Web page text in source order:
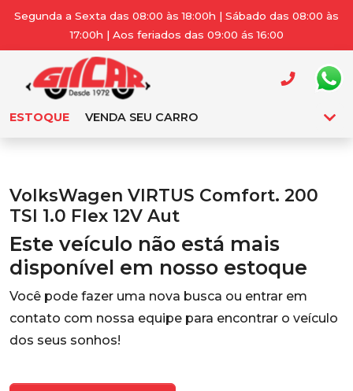
Segunda a Sexta das 08:00 às 18:00h | Sábado das 08:00 às
17:00h | Aos feriados das 09:00 ás 16:00
ESTOQUE VENDA SEU CARRO
VolksWagen VIRTUS Comfort. 200
TSI 1.0 Flex 12V Aut
Este veículo não está mais
disponível em nosso estoque
Você pode fazer uma nova busca ou entrar em
contato com nossa equipe para encontrar o veículo
dos seus sonhos!